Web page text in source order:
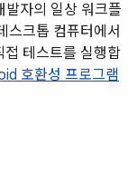
발자의 일상 워크플
스크톱 컴퓨터에서
테스트를 실행합
호환성 프로그램